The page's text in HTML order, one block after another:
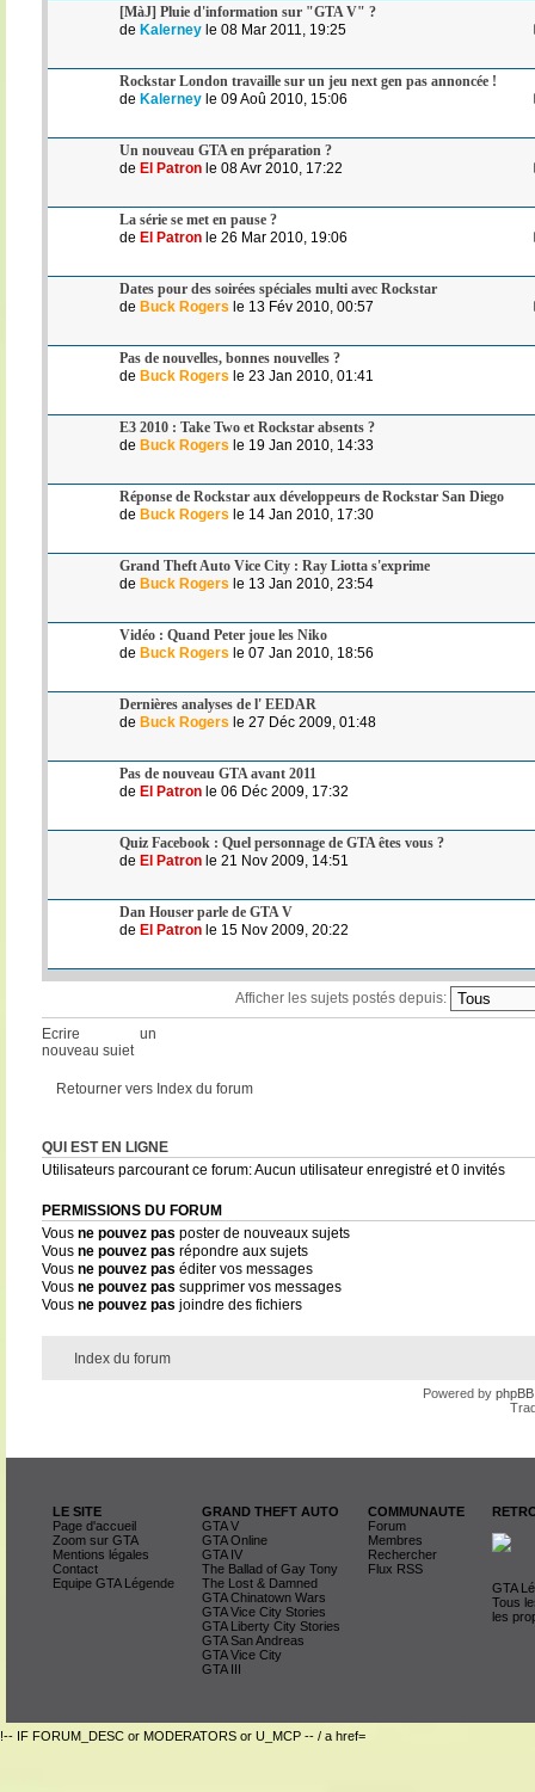
[MàJ] Pluie d'information sur "GTA V" ?
de Kalerneyle 08 Mar 2011, 19:25
Rockstar London travaille sur un jeu next gen pas annoncée !
de Kalerneyle 09 Aoû 2010, 15:06
Un nouveau GTA en préparation ?
de El Patronle 08 Avr 2010, 17:22
La série se met en pause ?
de El Patronle 26 Mar 2010, 19:06
Dates pour des soirées spéciales multi avec Rockstar
de Buck Rogers le 13 Fév 2010, 00:57
Pas de nouvelles, bonnes nouvelles ?
de Buck Rogers le 23 Jan 2010, 01:41
E3 2010 : Take Two et Rockstar absents ?
de Buck Rogers le 19 Jan 2010, 14:33
Réponse de Rockstar aux développeurs de Rockstar San Diego
de Buck Rogers le 14 Jan 2010, 17:30
Grand Theft Auto Vice City : Ray Liotta s'exprime
de Buck Rogers le 13 Jan 2010, 23:54
Vidéo : Quand Peter joue les Niko
de Buck Rogers le 07 Jan 2010, 18:56
Dernières analyses de l' EEDAR
de Buck Rogers le 27 Déc 2009, 01:48
Pas de nouveau GTA avant 2011
de El Patronle 06 Déc 2009, 17:32
Quiz Facebook : Quel personnage de GTA êtes vous ?
de El Patronle 21 Nov 2009, 14:51
Dan Houser parle de GTA V
de El Patronle 15 Nov 2009, 20:22
Afficher les sujets postés depuis:
Ecrire un
nouveau sujet
Retourner vers Index du forum
QUI EST EN LIGNE
Utilisateurs parcourant ce forum: Aucun utilisateur enregistré et 0 invités
PERMISSIONS DU FORUM
Vous ne pouvez pas poster de nouveaux sujets
Vous ne pouvez pas répondre aux sujets
Vous ne pouvez pas éditer vos messages
Vous ne pouvez pas supprimer vos messages
Vous ne pouvez pas joindre des fichiers
Index du forum
Powered by phpBB
LE SITE
Page d'accueil
Zoom sur GTA
Mentions légales
Contact
Equipe GTA Légende
GRAND THEFT AUTO
GTA V
GTA Online
GTA IV
The Ballad of Gay Tony
The Lost & Damned
GTA Chinatown Wars
GTA Vice City Stories
GTA Liberty City Stories
GTA San Andreas
GTA Vice City
GTA III
COMMUNAUTE
Forum
Membres
Rechercher
Flux RSS
GTA
Tous
les
!-- IF FORUM_DESC or MODERATORS or U_MCP -- / a href=